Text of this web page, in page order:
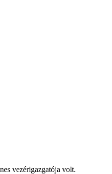
vezérigazgatója volt.